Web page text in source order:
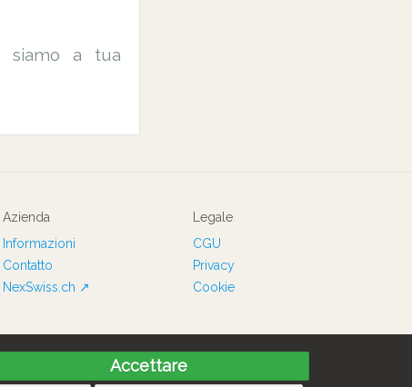
Accettare
siamo a tua
Azienda
Informazioni
Contatto
NexSwiss.ch ↗
Legale
CGU
Privacy
Cookie